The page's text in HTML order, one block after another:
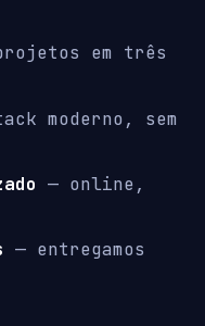
em três
moderno, sem
— online,
— entregamos